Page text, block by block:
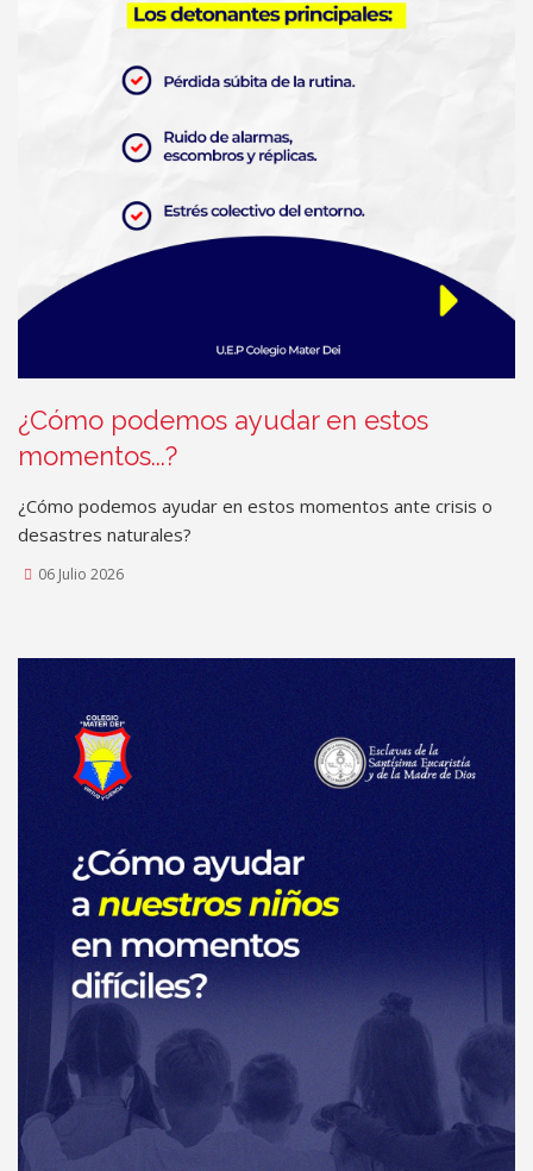
¿Cómo podemos ayudar en estos
momentos...?
¿Cómo podemos ayudar en estos momentos ante crisis o
desastres naturales?
06 Julio 2026